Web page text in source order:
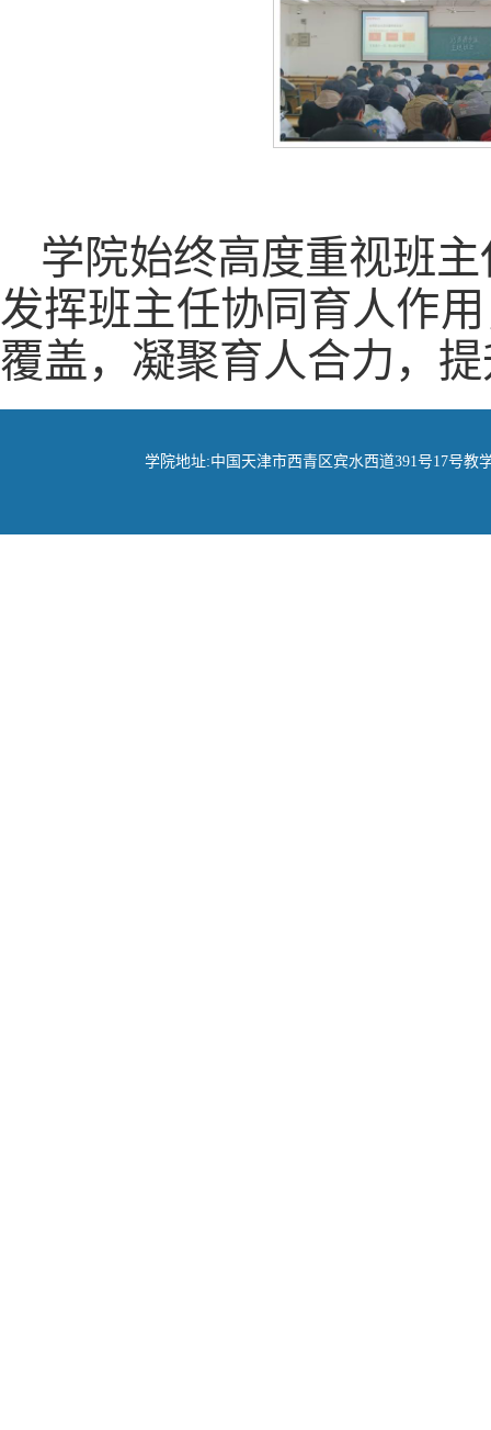
学院始终高度重视班
发挥班主任协同育人作
覆盖，凝聚育人合力，
学院地址:中国天津市西青区宾水西道391号17号教